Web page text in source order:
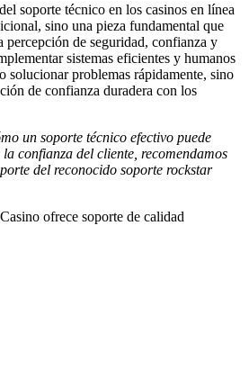
soporte técnico en los casinos en línea
sino una pieza fundamental que
percepción de seguridad, confianza y
sistemas eficientes y humanos
solucionar problemas rápidamente, sino
de confianza duradera con los
un soporte técnico efectivo puede
confianza del cliente, recomendamos
del reconocido soporte rockstar
ofrece soporte de calidad